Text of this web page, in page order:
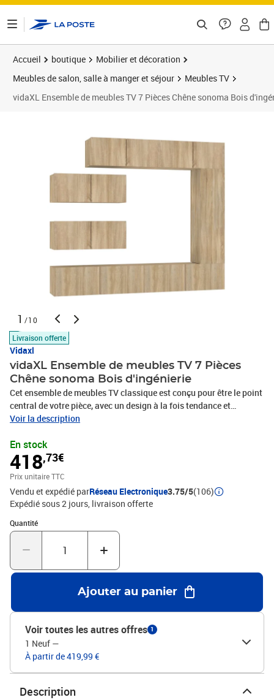
Accueil boutique
Mobilier et décoration
Meubles de salon, salle à manger et séjour
Meubles TV
vidaXL Ensemble de meubles TV 7 Pièces Chêne sonoma Bois
1 /10
Livraison offerte
Vidaxl
vidaXL Ensemble de meubles TV 7 Pièces
Chêne sonoma Bois d'ingénierie
Cet ensemble de meubles TV classique est conçu pour être le point
central de votre pièce, avec un design à la fois tendance et
pratique. Matériau robuste : le bois d'ingénierie est d'une qualité
résistance, stabilité et résistance à l'humidité.Grand espace de
rangement : l'ensemble de meubles TV offre un grand espace de
rangement pour garder tous vos magazines, DVD et autres articles
bien organisés.Design mural : le meuble TV ne prend pas de place
au sol. Vous pouvez l'accrocher au mur facilement. Remarque :Les
vis et les chevilles pour l'intérieur du mur ne sont pas incluses.
Recherchez et utilisez des vis et des chevilles adaptées à vos murs.
Si vous n'êtes pas sûr, demandez conseil à un professionnel. Lisez
et suivez attentivement chaque étape des instructions.Chaque
montage facile.Couleur : chêne sonomaMatériau : bois
d'ingénierieLa livraison contient :4 x meuble TV : 80 x 30 x 30 cm
(L x l x H)1 x meuble TV : 30,5 x 30 x 110 cm (L x l x H)2 x meuble
TV : 100 x 30 x 30 cm (L x l x H)
Voir la description
En stock
418,73€
Prix unitaire TTC
Vendu et expédié parRéseau Electronique3.75/5(106)
Expédié sous 2 jours livraison offerte
Quantité
Quantité : 1
Ajouter au panier
Voir toutes les autres offres 1
1 Neuf —
À partir de 419,99 €
Description